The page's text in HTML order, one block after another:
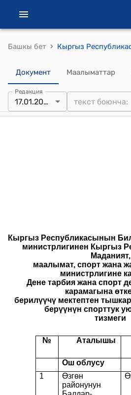
Башкы бет ›
Документ Маалыматтар
Редакция
17.01.2024